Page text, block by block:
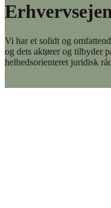
Vi har et solidt og
og dets aktører og tilbyder
helhedsorienteret juridisk